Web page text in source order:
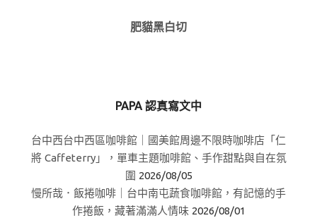
肥貓黑白切
PAPA 認真寫文中
台中西台中西區咖啡館｜國美館周邊不限時咖啡店「仁
將 Caffeterry」，單車主題咖啡館、手作甜點與自在氛
圍 2026/08/05
慢所哉．飯捲咖啡｜台中南屯蔬食咖啡館，有記憶的手
作捲飯，藏著滿滿人情味 2026/08/01